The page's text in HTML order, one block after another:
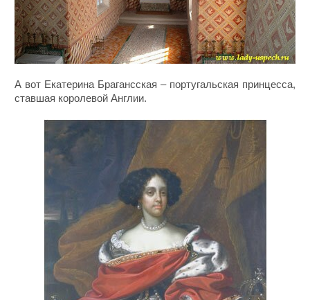
А вот Екатерина Брагансская – португальская принцесса,
ставшая королевой Англии.